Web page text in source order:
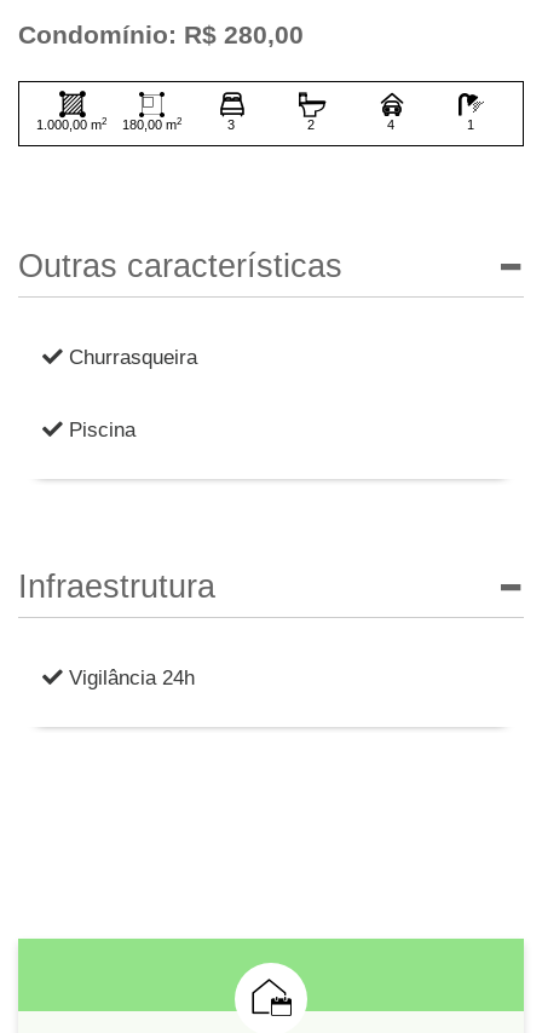
Condomínio: R$ 280,00
1.000,00 m2 180,00 m2 3 2 4 1
Outras características
Churrasqueira
Piscina
Infraestrutura
Vigilância 24h